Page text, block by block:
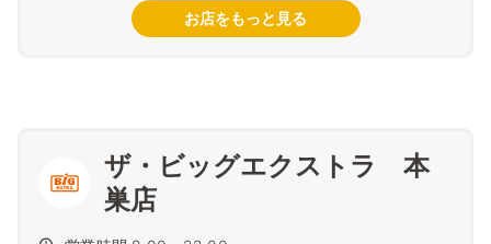
お店をもっと見る
ザ・ビッグエクストラ 本
巣店